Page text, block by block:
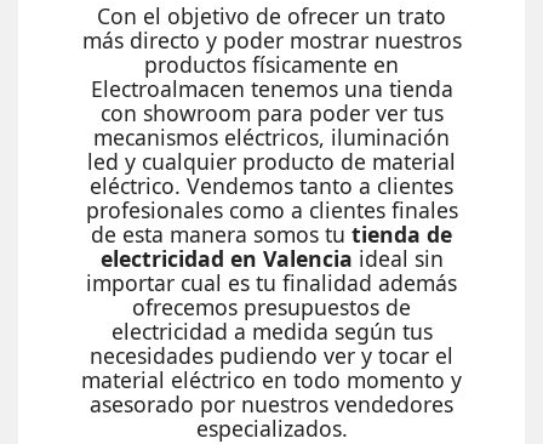
Con el objetivo de ofrecer un trato
más directo y poder mostrar nuestros
productos físicamente en
Electroalmacen tenemos una tienda
con showroom para poder ver tus
mecanismos eléctricos, iluminación
led y cualquier producto de material
eléctrico. Vendemos tanto a clientes
profesionales como a clientes finales
de esta manera somos tu tienda de
electricidad en Valencia ideal sin
importar cual es tu finalidad además
ofrecemos presupuestos de
electricidad a medida según tus
necesidades pudiendo ver y tocar el
material eléctrico en todo momento y
asesorado por nuestros vendedores
especializados.